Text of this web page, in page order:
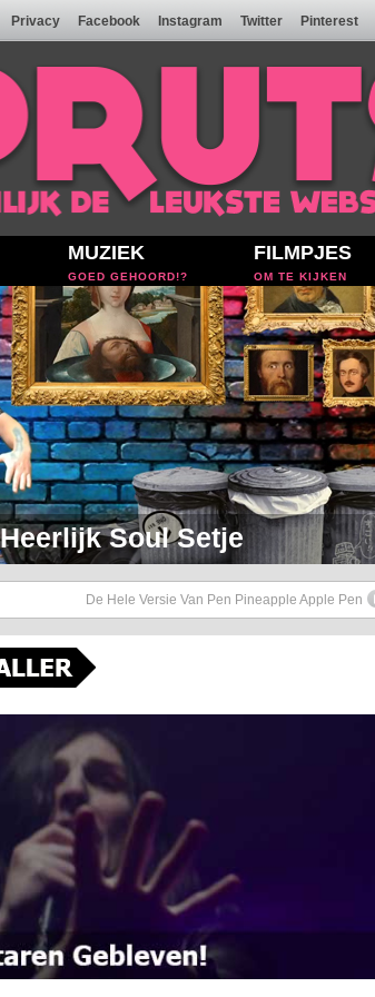
Privacy Facebook Instagram Twitter Pinterest
MUZIEK
GOED GEHOORD!?
FILMPJES
OM TE KIJKEN
Soul Setje
De Hele Versie Van Pen Pineapple Apple Pen